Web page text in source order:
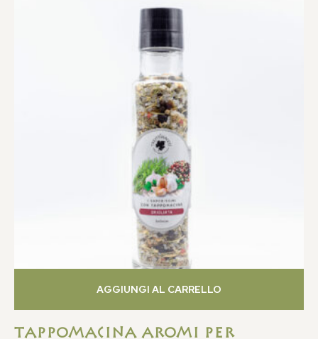
Tappomacina Aromi Per
AGGIUNGI AL CARRELLO